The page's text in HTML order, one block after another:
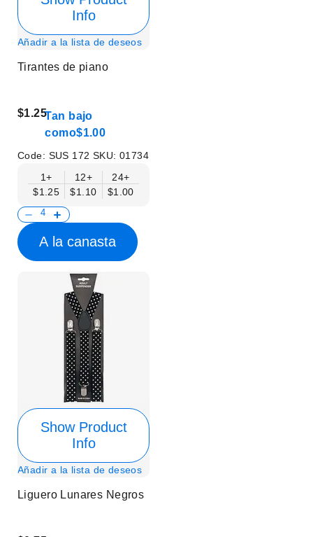
Info
Añadir a la lista de deseos
Tirantes de piano
$1.25Tan bajo
como$1.00
Code: SUS 172 SKU:01734
1+
$1.25
12+
$1.10
24+
$1.00
A la canasta
Show Product
Info
Añadir a la lista de deseos
Liguero Lunares Negros